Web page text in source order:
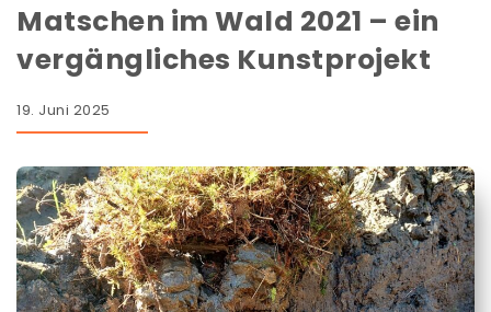
Matschen im Wald 2021 – ein
vergängliches Kunstprojekt
19. Juni 2025